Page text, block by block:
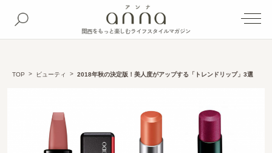
関西をもっと楽しむライフスタイルマガジン
TOP ビューティ 2018年秋の決定版！美人度がアップする「トレンドリップ」3選